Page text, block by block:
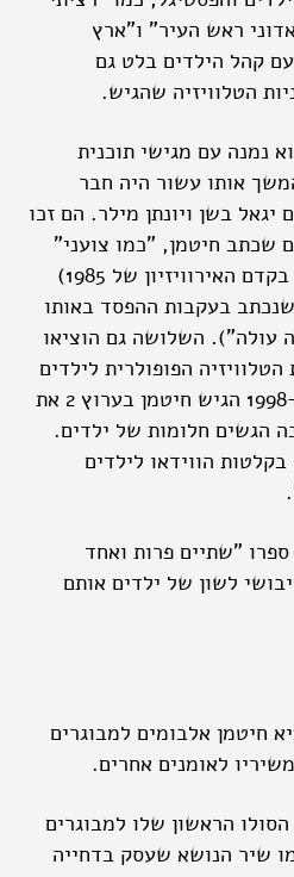
ראש העיר" ו"ארץ
קהל הילדים בלט גם
הטלוויזיה שהגיש.
נמנה עם מגישי תוכנית
אותו עשור היה חבר
בשן ויונתן מילר. הם זכו
שכתב חיטמן, "כמו צועני"
(שיר שהגיע למקום השני בקדם האירוויזיון של 1985)
בעקבות ההפסד באותו
עולה"). השלושה גם הוציאו
הפופולרית לילדים
"הופה היי". בשנים 1993–1998 הגיש חיטמן בערוץ 2 את
הגשים חלומות של ילדים.
בקלטות הווידאו לילדים
יצא לאור ספרו "שתיים פרות ואחד
לשון של ילדים אותם
חיטמן אלבומים למבוגרים
לאומנים אחרים.
הסולו הראשון שלו למבוגרים
שיר הנושא שעסק בדחייה